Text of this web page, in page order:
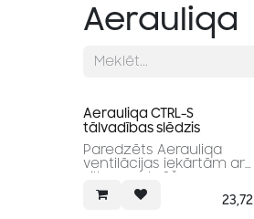
Aerauliqa
Aerauliqa CTRL-S
tālvadības slēdzis
Paredzēts Aerauliqa
ventilācijas iekārtām ar
siltuma atgūšanu.
23,72